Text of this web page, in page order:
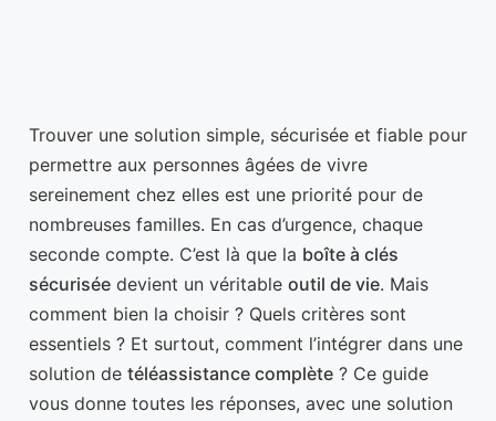
Trouver une solution simple, sécurisée et fiable pour
permettre aux personnes âgées de vivre
sereinement chez elles est une priorité pour de
nombreuses familles. En cas d’urgence, chaque
seconde compte. C’est là que la boîte à clés
sécurisée devient un véritable outil de vie. Mais
comment bien la choisir ? Quels critères sont
essentiels ? Et surtout, comment l’intégrer dans une
solution de téléassistance complète ? Ce guide
vous donne toutes les réponses, avec une solution